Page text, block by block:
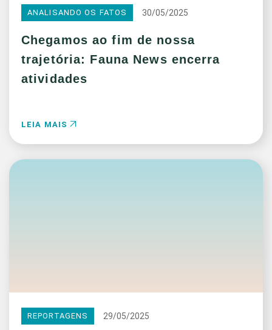
ANALISANDO OS FATOS 30/05/2025
Chegamos ao fim de nossa
trajetória: Fauna News encerra
atividades
LEIA MAIS
REPORTAGENS 29/05/2025